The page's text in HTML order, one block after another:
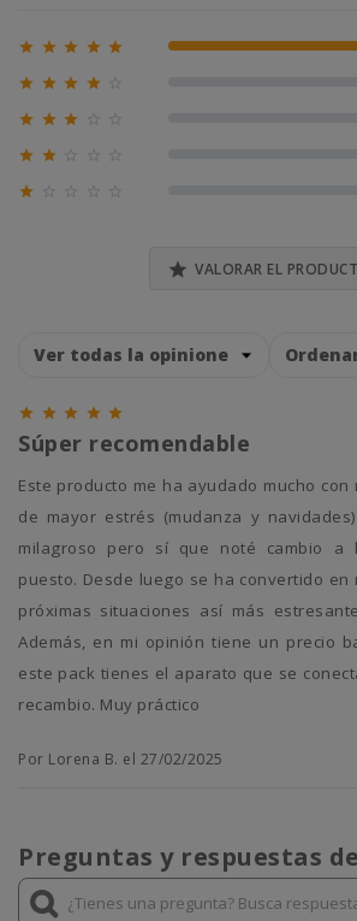
     100% (1)
   
  
 

 VALORAR EL
    
Súper recomendable
Este producto me ha ayudado mucho con mis gatos en épocas
de mayor estrés (mudanza y
milagroso pero sí que noté cambio a
puesto. Desde luego se ha convertido en
próximas situaciones así más
Además, en mi opinión tiene un precio
este pack tienes el aparato que se
recambio. Muy práctico
Por Lorena B. el 27/02/2025
Preguntas y respuestas